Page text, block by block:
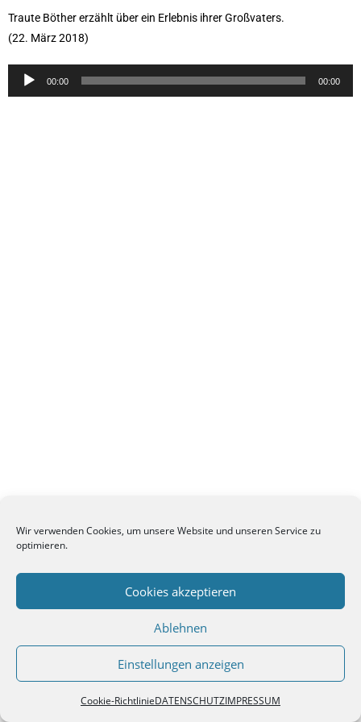
Wir verwenden Cookies, um unsere Website und unseren Service zu
optimieren.
Cookies akzeptieren
Ablehnen
Einstellungen anzeigen
Cookie-RichtlinieDATENSCHUTZIMPRESSUM
Traute Böther erzählt über ein Erlebnis ihrer Großvaters.
(22. März 2018)
Audio-
00:00 00:00